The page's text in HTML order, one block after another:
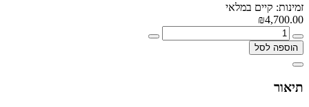
זמינות: קיים במלאי
₪4,700.00
הוספה לסל
תיאור